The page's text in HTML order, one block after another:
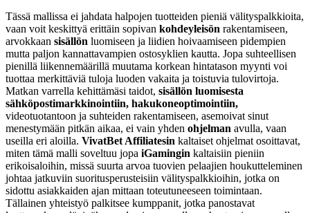
Tässä mallissa ei jahdata halpojen tuotteiden pieniä välityspalkkioita,
vaan voit keskittyä erittäin sopivan kohdeyleisön rakentamiseen,
arvokkaan sisällön luomiseen ja liidien hoivaamiseen pidempien
mutta paljon kannattavampien ostosyklien kautta. Jopa suhteellisen
pienillä liikennemäärillä muutama korkean hintatason myynti voi
tuottaa merkittäviä tuloja luoden vakaita ja toistuvia tulovirtoja.
Matkan varrella kehittämäsi taidot, sisällön luomisesta
sähköpostimarkkinointiin, hakukoneoptimointiin,
videotuotantoon ja suhteiden rakentamiseen, asemoivat sinut
menestymään pitkän aikaa, ei vain yhden ohjelman avulla, vaan
useilla eri aloilla. VivatBet Affiliatesin kaltaiset ohjelmat osoittavat,
miten tämä malli soveltuu jopa iGamingin kaltaisiin pieniin
erikoisaloihin, missä suurta arvoa tuovien pelaajien houkutteleminen
johtaa jatkuviin suoritusperusteisiin välityspalkkioihin, jotka on
sidottu asiakkaiden ajan mittaan toteutuneeseen toimintaan.
Tällainen yhteistyö palkitsee kumppanit, jotka panostavat